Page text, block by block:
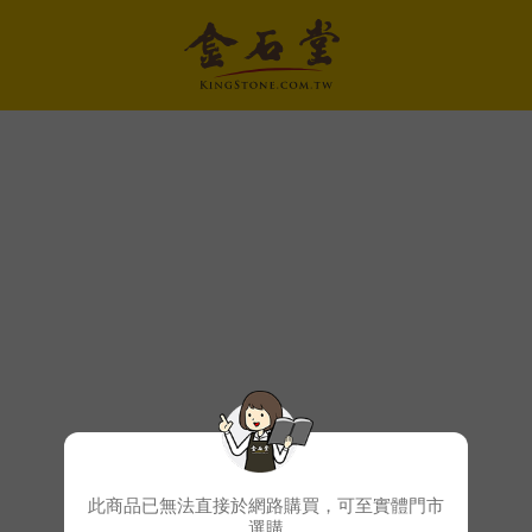
此商品已無法直接於網路購買，可至實體門市
選購